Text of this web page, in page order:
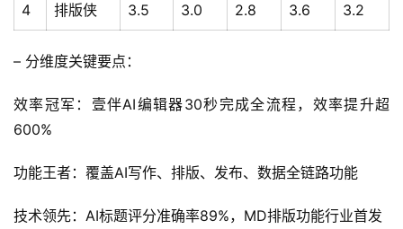
4 排版侠 3.5 3.0 2.8 3.6 3.2
– 分维度关键要点：
效率冠军：壹伴AI编辑器30秒完成全流程，效率提升超
600%
功能王者：覆盖AI写作、排版、发布、数据全链路功能
技术领先：AI标题评分准确率89%，MD排版功能行业首发